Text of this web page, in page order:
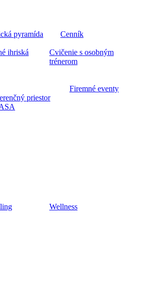
pyramída
Cenník
ihriská
Cvičenie s osobným
trénerom
priestor
Firemné eventy
Wellness